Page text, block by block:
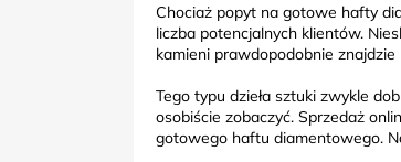
Chociaż popyt na gotowe hafty
liczba potencjalnych klientów.
kamieni prawdopodobnie
Tego typu dzieła sztuki zwykle
osobiście zobaczyć. Sprzedaż
gotowego haftu diamentowego.